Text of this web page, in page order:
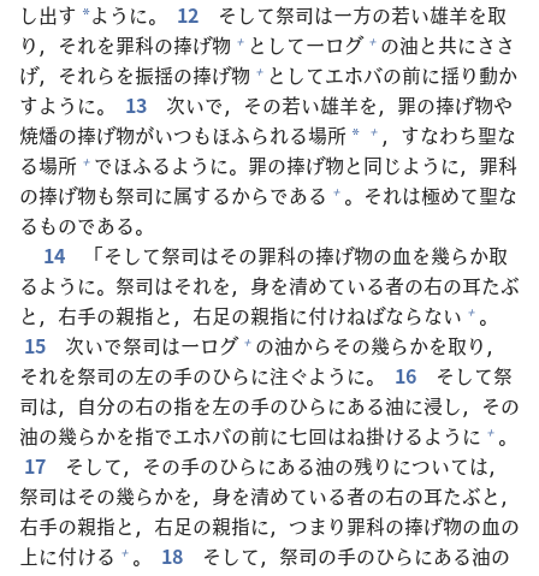
し出す *ように。 12 そして祭司は一方の若い雄羊を取
り，それを罪科の捧げ物 + として一ログ + の油と共にささ
げ，それらを振揺の捧げ物 + としてエホバの前に揺り動か
すように。
13 次いで，その若い雄羊を， 罪の捧げ物や
焼燔の捧げ物がいつもほふられる場所 * + ，すなわち聖な
る場所 + でほふるように。 罪の捧げ物と同じように， 罪科
の捧げ物も祭司に属するからである + 。それは極めて聖な
るものである。
14
「そして祭司はその罪科の捧げ物の血を幾らか取
るように。 祭司はそれを， 身を清めている者の右の耳たぶ
と， 右手の親指と， 右足の親指に付けねばならない + 。
15
次いで祭司は一ログ + の油からその幾らかを取り，
それを祭司の左の手のひらに注ぐように。 16 そして祭
司は， 自分の右の指を左の手のひらにある油に浸し，その
油の幾らかを指でエホバの前に七回はね掛けるように + 。
17
そして，その手のひらにある油の残りについては，
祭司はその幾らかを， 身を清めている者の右の耳たぶと，
右手の親指と， 右足の親指に，つまり罪科の捧げ物の血の
上に付ける + 。 18 そして， 祭司の手のひらにある油の